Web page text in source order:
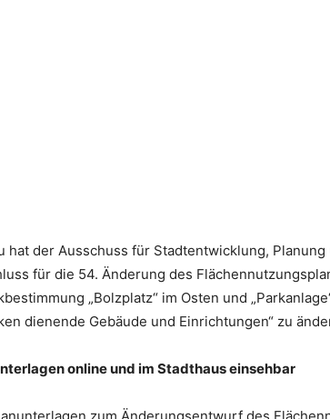
hat der Ausschuss für Stadtentwicklung,
für die 54. Änderung des
„Bolzplatz“ im Osten und
dienende Gebäude und Einrichtungen“ zu
online und im Stadthaus einsehbar
zum Änderungsentwurf des